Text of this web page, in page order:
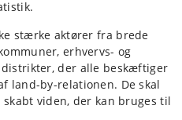
stærke aktører fra brede
erhvervs- og
der alle beskæftiger
land-by-relationen. De skal
viden, der kan bruges til